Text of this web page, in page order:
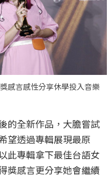
感言感性分享休學投入音樂
的全新作品，大膽嘗試
望透過專輯展現最原
此專輯拿下最佳台語女
獎感言更分享她會繼續